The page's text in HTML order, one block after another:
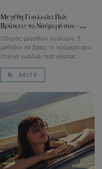
Μεγέθη Γυαλιών: Πώς
Βρίσκεις το Νούμερό σου +
Πίνακας Ray-Ban
Οδηγός μεγεθών γυαλιών: 3
μέθοδοι να βρεις το νούμερό σου
(παλιά γυαλιά, τεστ κάρτας
ΔΕΊΤΕ